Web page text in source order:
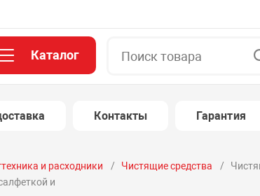
Каталог
Контакты Гарантия
и расходники Чистящие средства
и